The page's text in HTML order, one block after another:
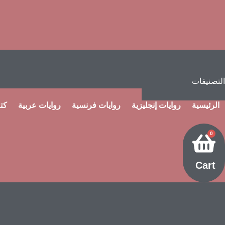
التصنيفات
الرئيسية روايات إنجليزية روايات فرنسية روايات عربية
0
Cart